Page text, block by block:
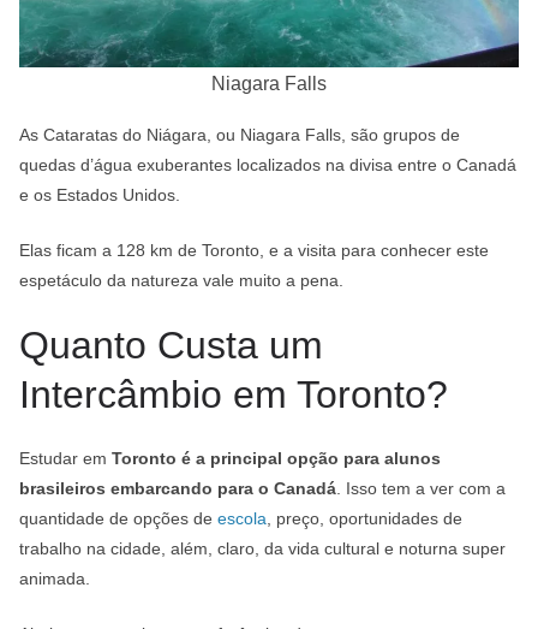
Niagara Falls
As Cataratas do Niágara, ou Niagara Falls, são grupos de
quedas d’água exuberantes localizados na divisa entre o Canadá
e os Estados Unidos.
Elas ficam a 128 km de Toronto, e a visita para conhecer este
espetáculo da natureza vale muito a pena.
Quanto Custa um
Intercâmbio em Toronto?
Estudar em Toronto é a principal opção para alunos
brasileiros embarcando para o Canadá . Isso tem a ver com a
quantidade de opções de escola , preço, oportunidades de
trabalho na cidade, além, claro, da vida cultural e noturna super
animada.